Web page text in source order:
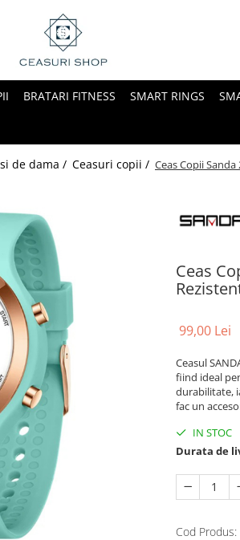
BRATARI FITNESS SMART RINGS
de dama / Ceasuri copii / Ceas Copii
Ceas
99,00 Lei
Ceasul
fiind ideal
durabilitate,
fac un
IN STOC
Durata de
Cod Produs: